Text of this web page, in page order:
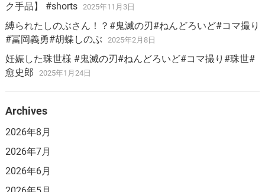
ク手品】 #shorts
2025年11月3日
縛られたしのぶさん！？#鬼滅の刃#ねんどろいど#コマ撮り
#冨岡義勇#胡蝶しのぶ
2025年2月8日
妊娠した珠世様 #鬼滅の刃#ねんどろいど#コマ撮り#珠世#
愈史郎
2025年1月24日
Archives
2026年8月
2026年7月
2026年6月